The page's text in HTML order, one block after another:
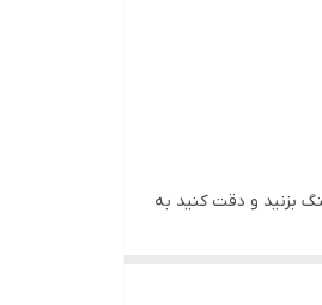
بزنید و دقت کنید به